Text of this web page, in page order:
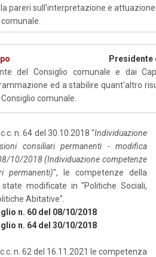
pareri sull’interpretazione e
Presidente
del Consiglio comunale e dai
ed a stabilire quant'altro
comunale.
n. 64 del 30.10.2018 "Individuazione
consiliari permanenti - modifica
10/2018 (Individuazione competenze
permanenti)", le competenze della
modificate in "Politiche Sociali,
Abitative".
n. 60 del 08/10/2018
n. 64 del 30/10/2018
n. 62 del 16.11.2021 le competenza